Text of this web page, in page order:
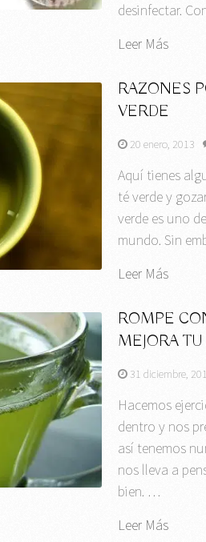
desinfectar.
Leer Más
RAZONES
VERDE
20 enero, 2013
Aquí tienes
té verde y
verde es uno
mundo. Sin
Leer Más
ROMPE
MEJORA
31 diciembre,
Hacemos
dentro y nos
así tenemos
nos lleva a
bien. …
Leer Más